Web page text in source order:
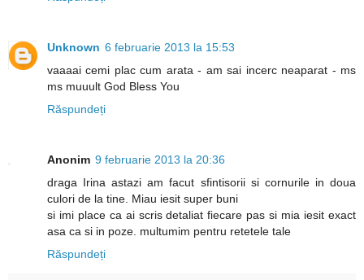
Unknown 6 februarie 2013 la 15:53
vaaaai cemi plac cum arata - am sai incerc neaparat - ms
ms muuult God Bless You
Răspundeți
Anonim 9 februarie 2013 la 20:36
draga Irina astazi am facut sfintisorii si cornurile in doua
culori de la tine. Miau iesit super buni
si imi place ca ai scris detaliat fiecare pas si mia iesit exact
asa ca si in poze. multumim pentru retetele tale
Răspundeți